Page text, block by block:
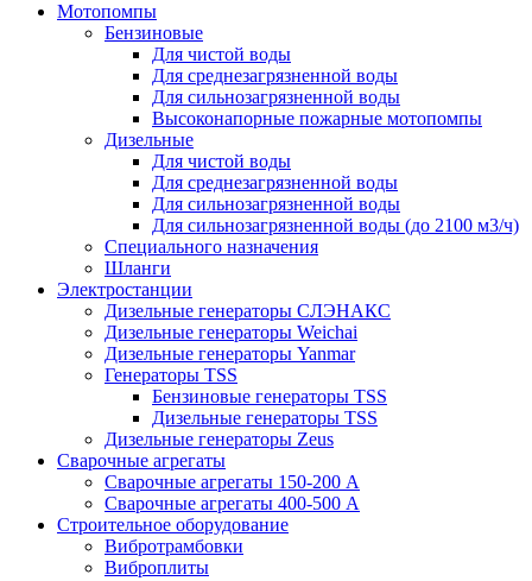
Мотопомпы
Бензиновые
Для чистой воды
Для среднезагрязненной воды
Для сильнозагрязненной воды
Высоконапорные пожарные мотопомпы
Дизельные
Для чистой воды
Для среднезагрязненной воды
Для сильнозагрязненной воды
Для сильнозагрязненной воды (до 2100 м3/ч)
Специального назначения
Шланги
Электростанции
Дизельные генераторы СЛЭНАКС
Дизельные генераторы Weichai
Дизельные генераторы Yanmar
Генераторы TSS
Бензиновые генераторы TSS
Дизельные генераторы TSS
Дизельные генераторы Zeus
Сварочные агрегаты
Сварочные агрегаты 150-200 А
Сварочные агрегаты 400-500 А
Строительное оборудование
Вибротрамбовки
Виброплиты